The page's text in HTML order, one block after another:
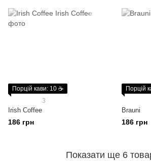
Порцій кави: 10 ☕
3
Irish Coffee
186 грн
Порцій
Brauni
186 грн
Показати ще 6